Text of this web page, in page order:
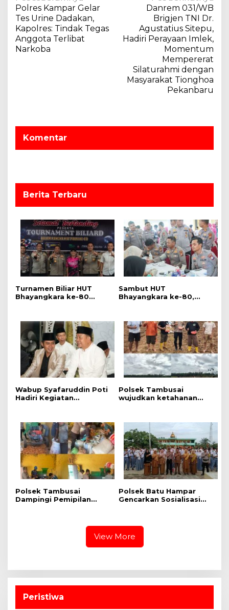
a
v
i
g
o
Polres Kampar Gelar
Tes Urine Dadakan,
Kapolres: Tindak Tegas
Anggota Terlibat
Narkoba
Danrem 031/WB
Brigjen TNI Dr.
Agustatius Sitepu,
Hadiri Perayaan Imlek,
Momentum
Mempererat
Silaturahmi dengan
Masyarakat Tionghoa
Pekanbaru
Komentar
Berita Terbaru
Turnamen Biliar HUT
Bhayangkara ke-80
Generasi Muda Jauhi
Narkoba dan Judi Online
Sambut HUT
Bhayangkara ke-80,
Massal dan Pemeriksaan
Kesehatan Gratis
Wabup Syafaruddin Poti
Hadiri Kegiatan
Polsek Tambusai
wujudkan ketahanan
rangka Penanaman
Jagung Kuartal II di Desa
Batas, Kec. Tambusai
Polsek Tambusai
Dampingi Pemipilan
Polsek Batu Hampar
Gencarkan Sosialisasi
View More
Peristiwa